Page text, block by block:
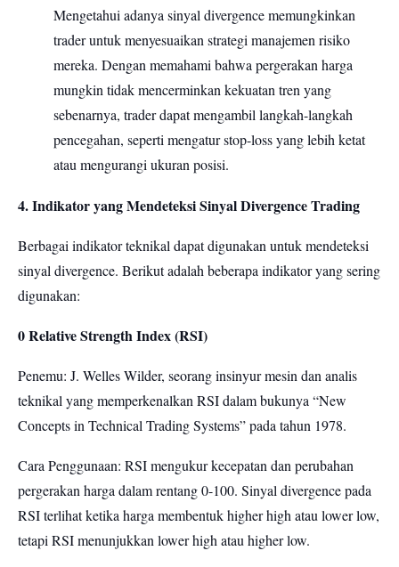
Mengetahui adanya sinyal divergence memungkinkan
trader untuk menyesuaikan strategi manajemen risiko
mereka. Dengan memahami bahwa pergerakan harga
mungkin tidak mencerminkan kekuatan tren yang
sebenarnya, trader dapat mengambil langkah-langkah
pencegahan, seperti mengatur stop-loss yang lebih ketat
atau mengurangi ukuran posisi.
4. Indikator yang Mendeteksi Sinyal Divergence Trading
Berbagai indikator teknikal dapat digunakan untuk mendeteksi
sinyal divergence. Berikut adalah beberapa indikator yang sering
digunakan:
0 Relative Strength Index (RSI)
Penemu: J. Welles Wilder, seorang insinyur mesin dan analis
teknikal yang memperkenalkan RSI dalam bukunya “New
Concepts in Technical Trading Systems” pada tahun 1978.
Cara Penggunaan: RSI mengukur kecepatan dan perubahan
pergerakan harga dalam rentang 0-100. Sinyal divergence pada
RSI terlihat ketika harga membentuk higher high atau lower low,
tetapi RSI menunjukkan lower high atau higher low.